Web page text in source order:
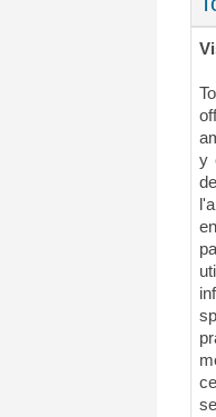
y